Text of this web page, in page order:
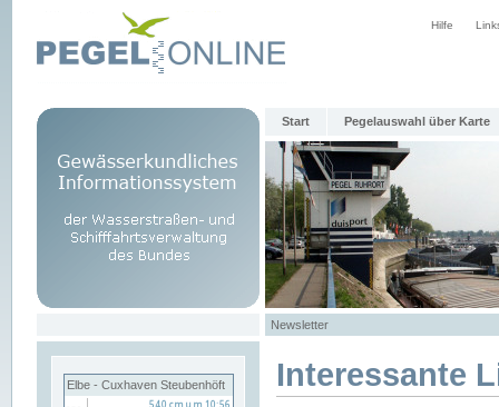
Hilfe
Start Pegelauswahl über Karte
Newsletter
Elbe - Cuxhaven Steubenhöft Interessante